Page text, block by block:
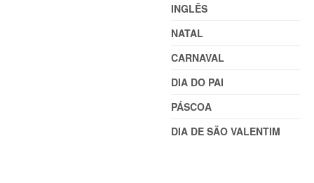
INGLÊS
NATAL
CARNAVAL
DIA DO PAI
PÁSCOA
DIA DE SÃO VALENTIM